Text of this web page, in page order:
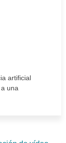
artificial
una